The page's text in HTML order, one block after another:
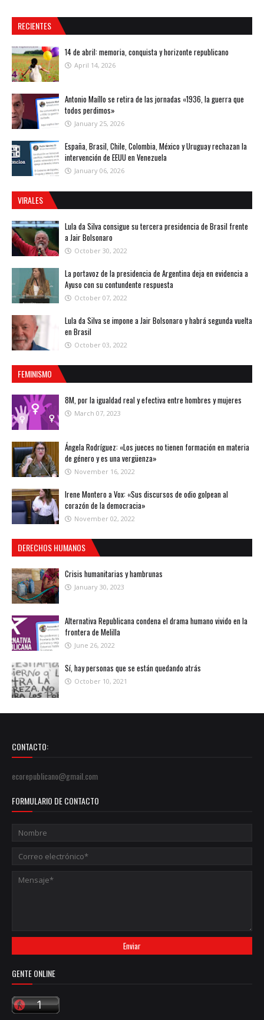
RECIENTES
14 de abril: memoria, conquista y horizonte republicano
April 14, 2026
Antonio Maíllo se retira de las jornadas «1936, la guerra que
todos perdimos»
January 25, 2026
España, Brasil, Chile, Colombia, México y Uruguay rechazan la
intervención de EEUU en Venezuela
January 06, 2026
VIRALES
Lula da Silva consigue su tercera presidencia de Brasil frente
a Jair Bolsonaro
October 30, 2022
La portavoz de la presidencia de Argentina deja en evidencia a
Ayuso con su contundente respuesta
October 07, 2022
Lula da Silva se impone a Jair Bolsonaro y habrá segunda vuelta
en Brasil
October 03, 2022
FEMINISMO
8M, por la igualdad real y efectiva entre hombres y mujeres
March 07, 2023
Ángela Rodríguez: «Los jueces no tienen formación en materia
de género y es una vergüenza»
November 16, 2022
Irene Montero a Vox: «Sus discursos de odio golpean al
corazón de la democracia»
November 02, 2022
DERECHOS HUMANOS
Crisis humanitarias y hambrunas
January 30, 2023
Alternativa Republicana condena el drama humano vivido en la
frontera de Melilla
June 26, 2022
Sí, hay personas que se están quedando atrás
October 10, 2021
CONTACTO:
ecorepublicano@gmail.com
FORMULARIO DE CONTACTO
GENTE ONLINE